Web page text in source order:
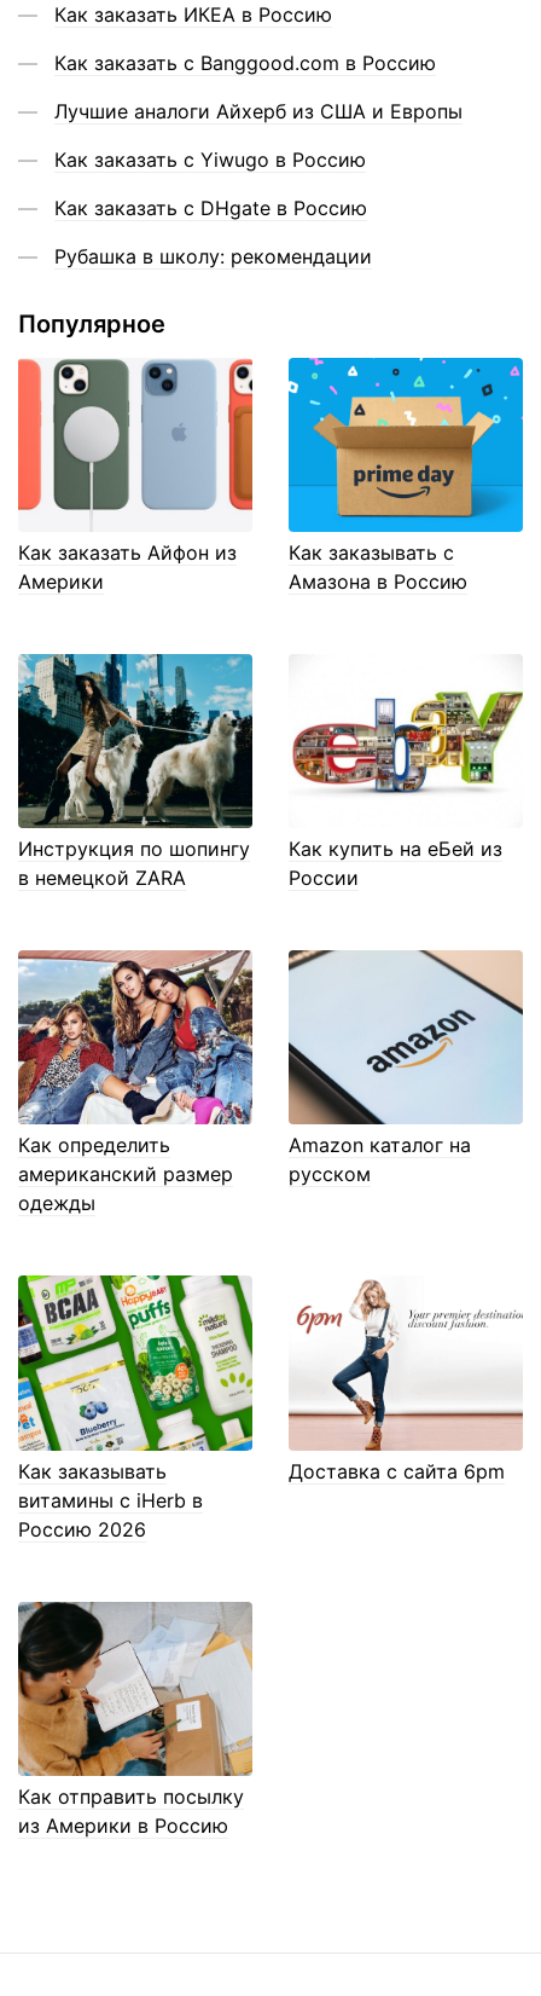
Как заказать ИКЕА в Россию
Как заказать с Banggood.com в Россию
Лучшие аналоги Айхерб из США и Европы
Как заказать с Yiwugo в Россию
Как заказать с DHgate в Россию
Рубашка в школу: рекомендации
Популярное
Как заказать Айфон из
Америки
Как заказывать с
Амазона в Россию
Инструкция по шопингу
в немецкой ZARA
Как купить на еБей из
России
Как определить
американский размер
одежды
Amazon каталог на
русском
Как заказывать
витамины с iHerb в
Россию 2026
Доставка с сайта 6pm
Как отправить посылку
из Америки в Россию